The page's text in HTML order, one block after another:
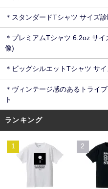
＊スタンダードTシャツ サイズ
＊プレミアムTシャツ 6.2oz サ
像)
＊ビッグシルエットTシャツ サ
＊ヴィンテージ感のあるトライ
ト
ランキング
1 2